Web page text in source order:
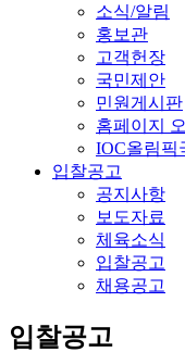
소식/알림
홍보관
고객헌장
국민제안
민원게시판
홈페이지
IOC올림픽
입찰공고
공지사항
보도자료
체육소식
입찰공고
채용공고
입찰공고